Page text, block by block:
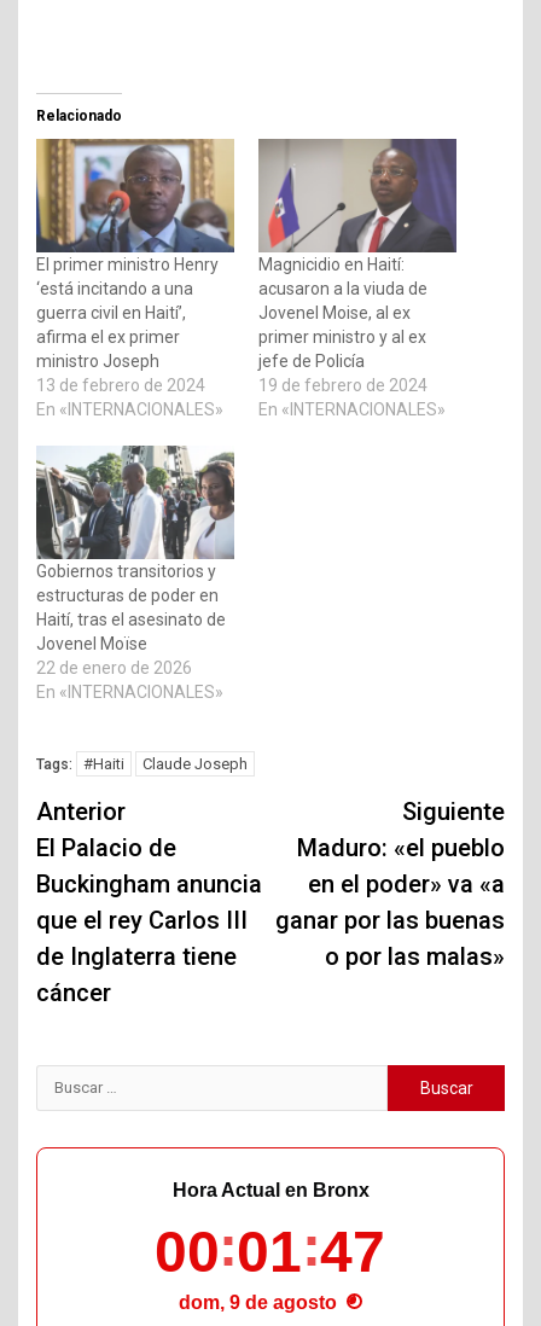
Relacionado
El primer ministro Henry
‘está incitando a una
guerra civil en Haití’,
afirma el ex primer
ministro Joseph
13 de febrero de 2024
En «INTERNACIONALES»
Magnicidio en Haití:
acusaron a la viuda de
Jovenel Moise, al ex
primer ministro y al ex
jefe de Policía
19 de febrero de 2024
En «INTERNACIONALES»
Gobiernos transitorios y
estructuras de poder en
Haití, tras el asesinato de
Jovenel Moïse
22 de enero de 2026
En «INTERNACIONALES»
Tags: #Haiti Claude Joseph
Navegación
de
entradas
Anterior
El Palacio de
Buckingham anuncia
que el rey Carlos III
de Inglaterra tiene
cáncer
Siguiente
Maduro: «el pueblo
en el poder» va «a
ganar por las buenas
o por las malas»
Buscar:
Hora Actual en Bronx
00 01 48
dom, 9 de agosto